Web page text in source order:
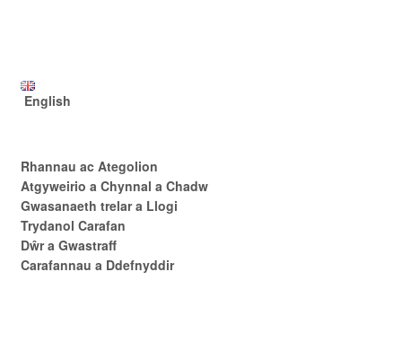
English
Rhannau ac Ategolion
Atgyweirio a Chynnal a Chadw
Gwasanaeth trelar a Llogi
Trydanol Carafan
Dŵr a Gwastraff
Carafannau a Ddefnyddir